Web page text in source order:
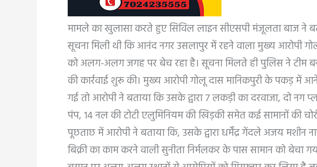
मामले का खुलासा करते हुए सिविल लाइन सीएसपी मंजूलता बाज ने
सूचना मिली थी कि आनंद नगर उसलापुर में रहने वाला मुख्य आरोपी
को अलग-अलग जगह पर बेच रहा है। सूचना मिलते ही पुलिस ने टीम
की कार्रवाई शुरू की। मुख्य आरोपी गोलू दास मानिकपुरी के पकड़
गई तो आरोपी ने बताया कि उसके द्वारा 7 लकड़ी का दरवाजा, दो नग
पंप, 14 नल की टोटी एलुमिनियम की खिड़की समेत कई सामानों की
पूछताछ में आरोपी ने बताया कि, उसके द्वारा धर्मेंद्र गेंदले अजय मशीन
बिक्री का काम करने वाली सुनीता निर्मलकर के पास सामान को बेचा